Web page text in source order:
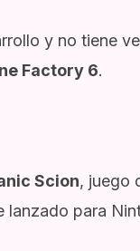
y no tiene
Factory 6.
Scion, juego
para